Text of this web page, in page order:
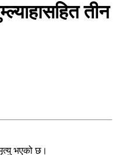
तीन
भएको छ।